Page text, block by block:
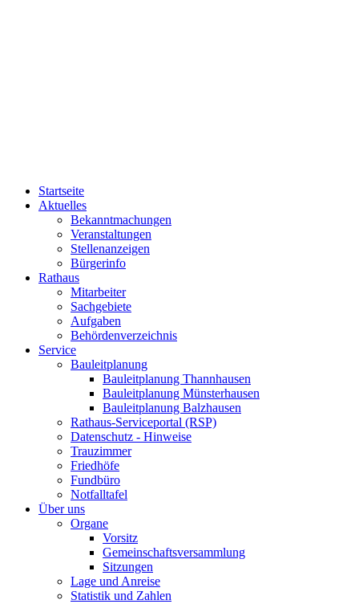
Startseite
Aktuelles
Bekanntmachungen
Veranstaltungen
Stellenanzeigen
Bürgerinfo
Rathaus
Mitarbeiter
Sachgebiete
Aufgaben
Behördenverzeichnis
Service
Bauleitplanung
Bauleitplanung Thannhausen
Bauleitplanung Münsterhausen
Bauleitplanung Balzhausen
Rathaus-Serviceportal (RSP)
Datenschutz - Hinweise
Trauzimmer
Friedhöfe
Fundbüro
Notfalltafel
Über uns
Organe
Vorsitz
Gemeinschaftsversammlung
Sitzungen
Lage und Anreise
Statistik und Zahlen